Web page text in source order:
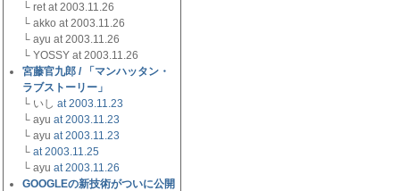
└ ret at 2003.11.26
└ akko at 2003.11.26
└ ayu at 2003.11.26
└ YOSSY at 2003.11.26
宮藤官九郎 / 「マンハッタン・
ラブストーリー」
└ いし at 2003.11.23
└ ayu at 2003.11.23
└ ayu at 2003.11.23
└ at 2003.11.25
└ ayu at 2003.11.26
GOOGLEの新技術がついに公開